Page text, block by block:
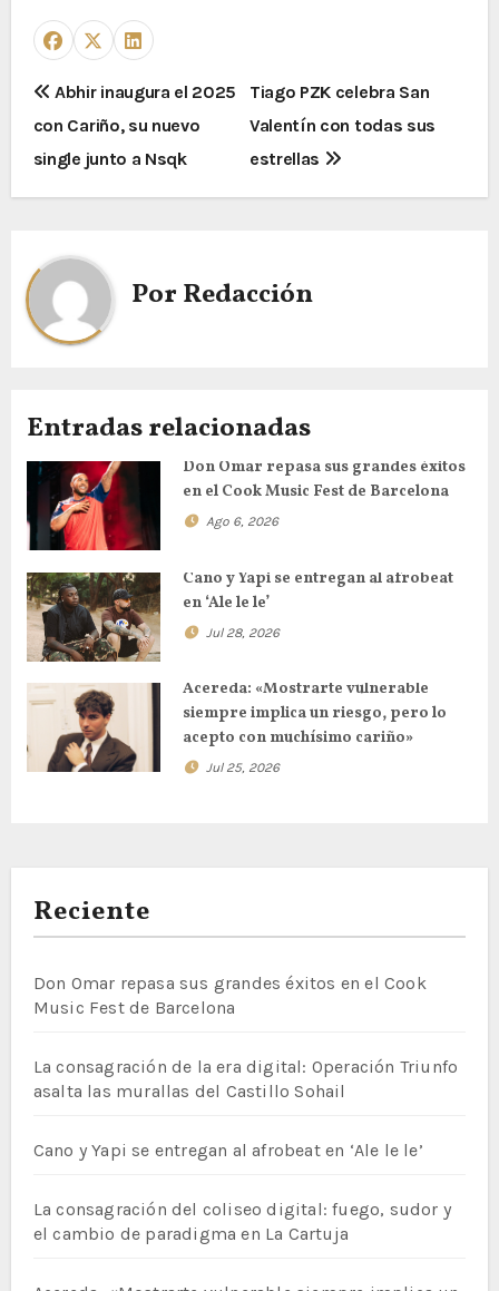
Abhir inaugura el 2025
con Cariño, su nuevo
single junto a Nsqk
Tiago PZK celebra San
Valentín con todas sus
estrellas
PorRedacción
Entradas relacionadas
Don Omar repasa sus grandes éxitos
en el Cook Music Fest de Barcelona
Ago 6, 2026
Cano y Yapi se entregan al afrobeat
en ‘Ale le le’
Jul 28, 2026
Acereda: «Mostrarte vulnerable
siempre implica un riesgo, pero lo
acepto con muchísimo cariño»
Jul 25, 2026
Reciente
Don Omar repasa sus grandes éxitos en el Cook
Music Fest de Barcelona
La consagración de la era digital: Operación Triunfo
asalta las murallas del Castillo Sohail
Cano y Yapi se entregan al afrobeat en ‘Ale le le’
La consagración del coliseo digital: fuego, sudor y
el cambio de paradigma en La Cartuja